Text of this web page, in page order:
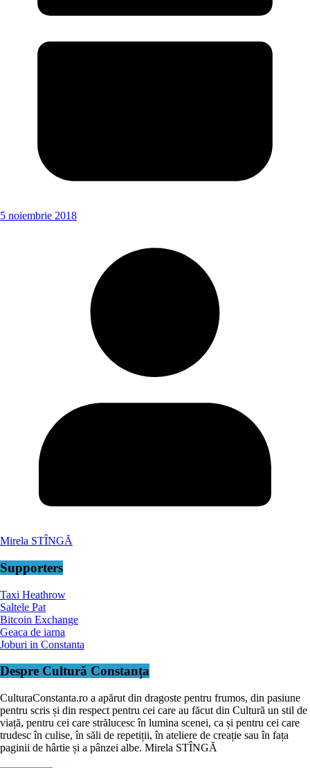
5 noiembrie 2018
Mirela STÎNGĂ
Supporters
Taxi Heathrow
Saltele Pat
Bitcoin Exchange
Geaca de iarna
Joburi in Constanta
Despre Cultură Constanța
CulturaConstanta.ro a apărut din dragoste pentru frumos, din pasiune
pentru scris și din respect pentru cei care au făcut din Cultură un stil de
viață, pentru cei care strălucesc în lumina scenei, ca și pentru cei care
trudesc în culise, în săli de repetiții, în ateliere de creație sau în fața
paginii de hârtie și a pânzei albe. Mirela STÎNGĂ